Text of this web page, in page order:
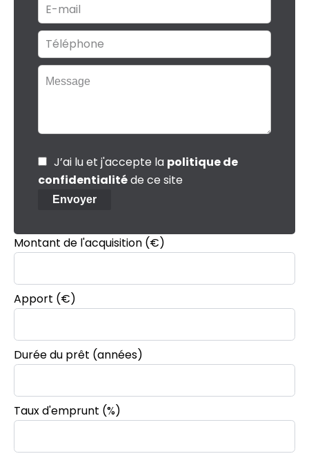
J’ai lu et j'accepte la politique de
confidentialitéde ce site
Envoyer
Montant de l'acquisition (€)
Apport (€)
Durée du prêt (années)
Taux d'emprunt (%)